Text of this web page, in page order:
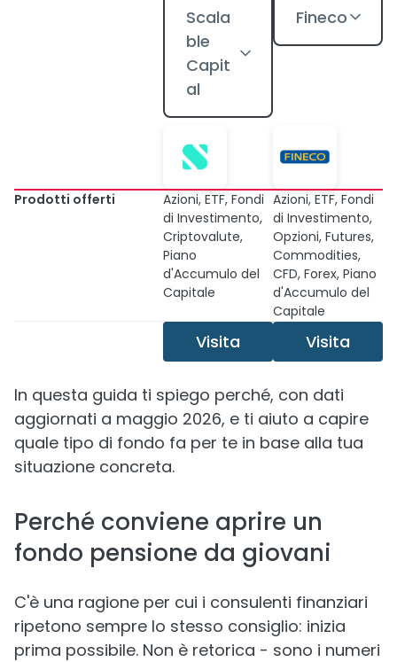
Scala
ble
Capit
al
Fineco
Prodotti offerti
Azioni, ETF, Fondi
di Investimento,
Criptovalute,
Piano
d'Accumulo del
Capitale
Azioni, ETF, Fondi
di Investimento,
Opzioni, Futures,
Commodities,
CFD, Forex, Piano
d'Accumulo del
Capitale
Visita Visita
In questa guida ti spiego perché, con dati
aggiornati a maggio 2026, e ti aiuto a capire
quale tipo di fondo fa per te in base alla tua
situazione concreta.
Perché conviene aprire un
fondo pensione da giovani
C'è una ragione per cui i consulenti finanziari
ripetono sempre lo stesso consiglio: inizia
prima possibile. Non è retorica - sono i numeri